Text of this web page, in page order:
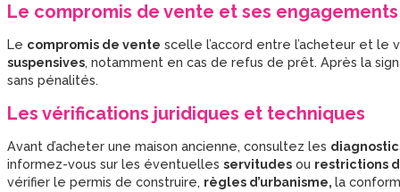
Le compromis de vente et ses engagements
Le compromis de vente scelle l’accord entre l’acheteur et le
suspensives, notamment en cas de refus de prêt. Après la
sans pénalités.
Les vérifications juridiques et techniques
Avant d’acheter une maison ancienne, consultez les
informez-vous sur les éventuelles servitudes ou restrictions
vérifier le permis de construire, règles d’urbanisme, la